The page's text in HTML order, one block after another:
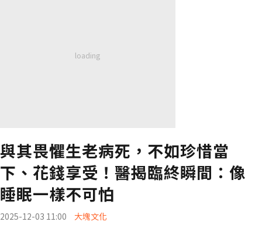
與其畏懼生老病死，不如珍惜當
下、花錢享受！醫揭臨終瞬間：像
睡眠一樣不可怕
2025-12-03 11:00 大塊文化